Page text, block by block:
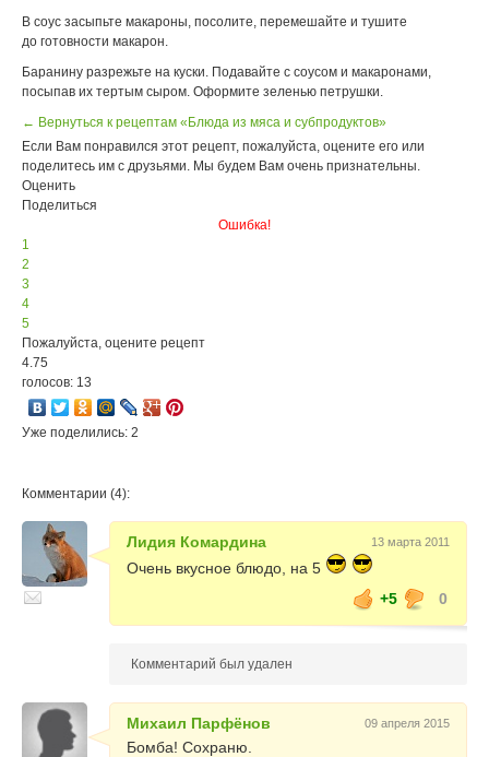
В соус засыпьте макароны, посолите, перемешайте и тушите
до готовности макарон.
Баранину разрежьте на куски. Подавайте с соусом и макаронами,
посыпав их тертым сыром. Оформите зеленью петрушки.
← Вернуться к рецептам «Блюда из мяса и субпродуктов»
Если Вам понравился этот рецепт, пожалуйста, оцените его или
поделитесь им с друзьями. Мы будем Вам очень признательны.
Оценить
Поделиться
Ошибка!
1
2
3
4
5
Пожалуйста, оцените рецепт
4.75
голосов: 13
Уже поделились: 2
Комментарии (4):
Лидия Комардина 13 марта 2011
Очень вкусное блюдо, на 5
+5
0
Комментарий был удален
Михаил Парфёнов 09 апреля 2015
Бомба! Сохраню.